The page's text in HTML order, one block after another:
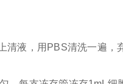
清液，用PBS清洗一遍，